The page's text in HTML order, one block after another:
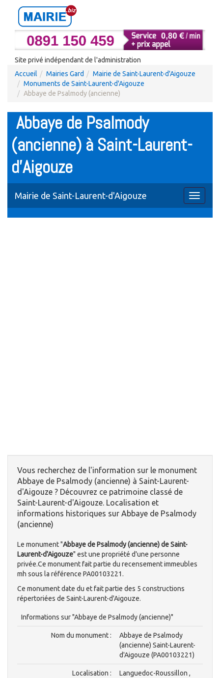
Site privé indépendant de l'administration
Accueil
Mairies Gard
Mairie de Saint-Laurent-d'Aigouze
Monuments de Saint-Laurent-d'Aigouze
Abbaye de Psalmody (ancienne)
Abbaye de Psalmody
(ancienne) à Saint-Laurent-
d'Aigouze
Toggle
Mairie de Saint-Laurent-d'Aigouze
Vous recherchez de l'information sur le monument
Abbaye de Psalmody (ancienne) à Saint-Laurent-
d'Aigouze ? Découvrez ce patrimoine classé de
Saint-Laurent-d'Aigouze. Localisation et
informations historiques sur Abbaye de Psalmody
(ancienne)
Le monument "Abbaye de Psalmody (ancienne) de Saint-
Laurent-d'Aigouze" est une propriété d'une personne
privée.Ce monument fait partie du recensement immeubles
mh sous la référence PA00103221.
Ce monument date du et fait partie des 5 constructions
répertoriées de Saint-Laurent-d'Aigouze.
Informations sur "Abbaye de Psalmody (ancienne)"
Nom du monument :
Abbaye de Psalmody
(ancienne) Saint-Laurent-
d'Aigouze (PA00103221)
Localisation :
Languedoc-Roussillon ,